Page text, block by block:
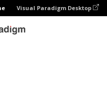
Visual Paradigm Desktop